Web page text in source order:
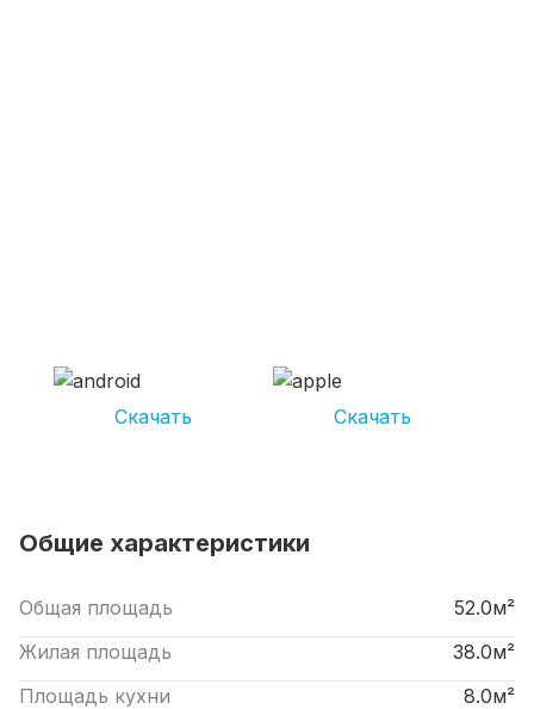
Скачать Скачать
Общие характеристики
Общая площадь
52.0м²
Жилая площадь
38.0м²
Площадь кухни
8.0м²